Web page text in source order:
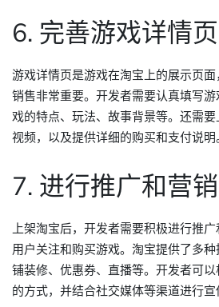
6. 完善游戏详情页
游戏详情页是游戏在淘宝上的展示页
销售非常重要。开发者需要认真填写
戏的特点、玩法、故事背景等。还需
视频，以及提供详细的购买和支付说明
7. 进行推广和营销
上架淘宝后，开发者需要积极进行推
用户关注和购买游戏。淘宝提供了多
铺装修、优惠券、直播等。开发者可
的方式，并结合社交媒体等渠道进行宣